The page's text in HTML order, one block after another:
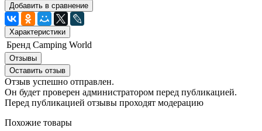
Добавить в сравнение
Характеристики
Бренд Camping World
Отзывы
Оставить отзыв
Отзыв успешно отправлен.
Он будет проверен администратором перед публикацией.
Перед публикацией отзывы проходят модерацию
Похожие товары